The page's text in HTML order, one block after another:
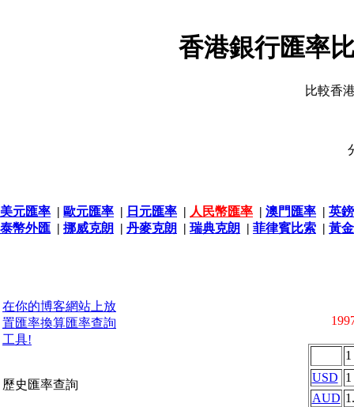
香港銀行匯率
比較香
美元匯率 | 歐元匯率 | 日元匯率 | 人民幣匯率 | 澳門匯率 | 英
泰幣外匯 | 挪威克朗 | 丹麥克朗 | 瑞典克朗 | 菲律賓比索 | 黃
在你的博客網站上放
置匯率換算匯率查詢
工具!
歷史匯率查詢
1
USD
1
AUD